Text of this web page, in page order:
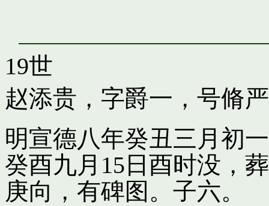
19世
赵添贵，字爵一，号脩严
明宣德八年癸丑三月初
癸酉九月15日酉时没，
庚向，有碑图。子六。